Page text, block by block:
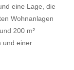
eine Lage, die
Wohnanlagen
200 m²
und einer